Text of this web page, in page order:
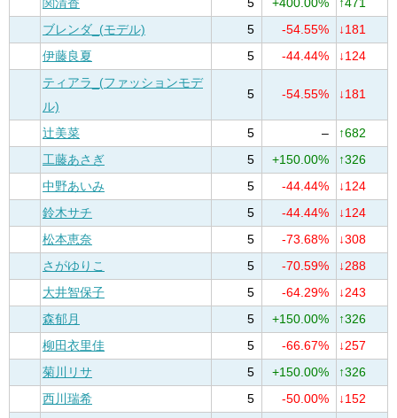
関清香
5 +400.00%
↑471
ブレンダ_(モデル)
5 -54.55%
↓181
伊藤良夏
5 -44.44%
↓124
ティアラ_(ファッションモデ
ル)
5 -54.55% ↓181
辻美菜 5 –
↑682
工藤あさぎ
5 +150.00%
↑326
中野あいみ
5 -44.44%
↓124
鈴木サチ
5 -44.44%
↓124
松本恵奈
5 -73.68%
↓308
さがゆりこ
5 -70.59%
↓288
大井智保子
5 -64.29%
↓243
森郁月
5 +150.00%
↑326
柳田衣里佳
5 -66.67%
↓257
菊川リサ
5 +150.00%
↑326
西川瑞希
5 -50.00%
↓152